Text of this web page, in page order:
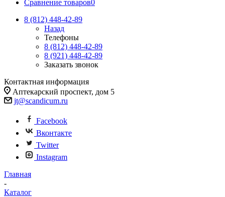
Сравнение товаров0
8 (812) 448-42-89
Назад
Телефоны
8 (812) 448-42-89
8 (921) 448-42-89
Заказать звонок
Контактная информация
Аптекарский проспект, дом 5
jt@scandicum.ru
Facebook
Вконтакте
Twitter
Instagram
Главная
-
Каталог